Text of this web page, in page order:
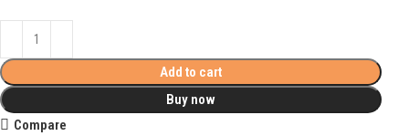
Add to cart
Buy now
Compare